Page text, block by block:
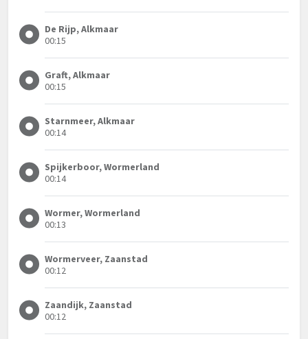
De Rijp, Alkmaar
00:15
Graft, Alkmaar
00:15
Starnmeer, Alkmaar
00:14
Spijkerboor, Wormerland
00:14
Wormer, Wormerland
00:13
Wormerveer, Zaanstad
00:12
Zaandijk, Zaanstad
00:12